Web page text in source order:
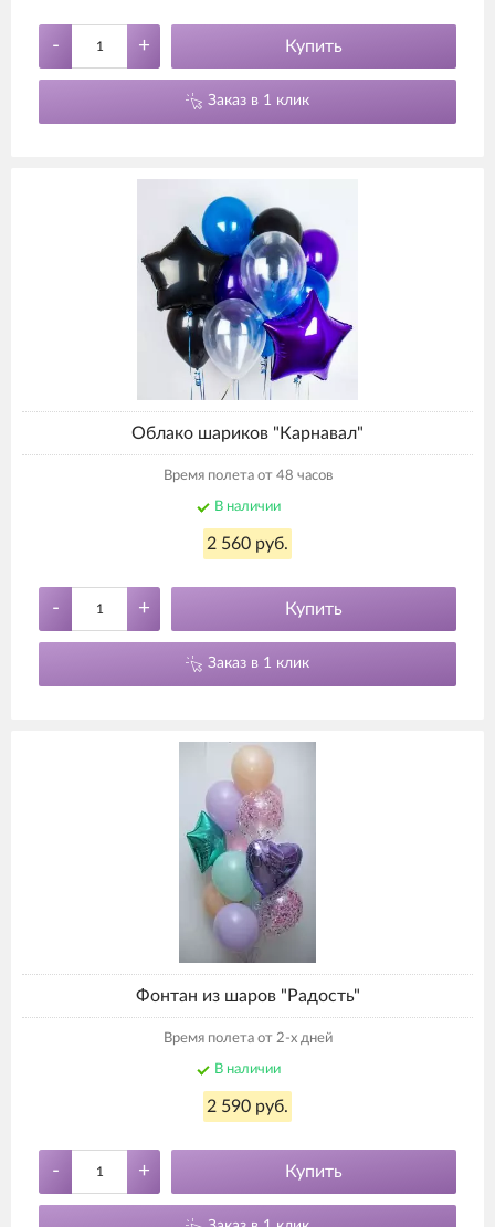
- + Купить
Заказ в 1 клик
Облако шариков "Карнавал"
Время полета от 48 часов
В наличии
2 560 руб.
- + Купить
Заказ в 1 клик
Фонтан из шаров "Радость"
Время полета от 2-х дней
В наличии
2 590 руб.
- + Купить